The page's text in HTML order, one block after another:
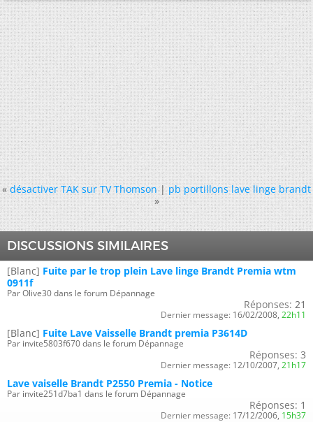
« désactiver TAK sur TV Thomson|pb portillons lave linge brandt
»
DISCUSSIONS SIMILAIRES
[Blanc] Fuite par le trop plein Lave linge Brandt Premia wtm
0911f
Par Olive30 dans le forum Dépannage
Réponses: 21
Dernier message: 16/02/2008, 22h11
[Blanc] Fuite Lave Vaisselle Brandt premia P3614D
Par invite5803f670 dans le forum Dépannage
Réponses: 3
Dernier message: 12/10/2007, 21h17
Lave vaiselle Brandt P2550 Premia - Notice
Par invite251d7ba1 dans le forum Dépannage
Réponses: 1
Dernier message: 17/12/2006, 15h37